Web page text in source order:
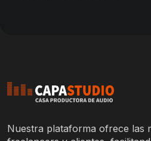
Nuestra plataforma ofrece las